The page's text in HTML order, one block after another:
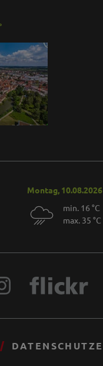
Montag, 10.08.2026
min. 16 °C
max. 35 °C